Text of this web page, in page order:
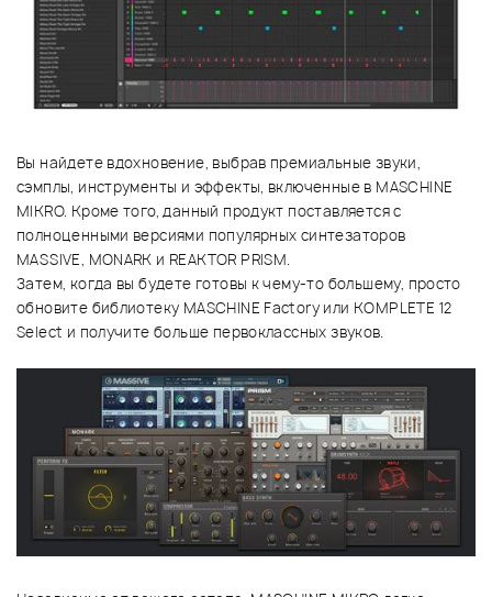
Вы найдете вдохновение, выбрав премиальные звуки,
сэмплы, инструменты и эффекты, включенные в MASCHINE
MIKRO. Кроме того, данный продукт поставляется с
полноценными версиями популярных синтезаторов
MASSIVE, MONARK и REAKTOR PRISM.
Затем, когда вы будете готовы к чему-то большему, просто
обновите библиотеку MASCHINE Factory или KOMPLETE 12
Select и получите больше первоклассных звуков.